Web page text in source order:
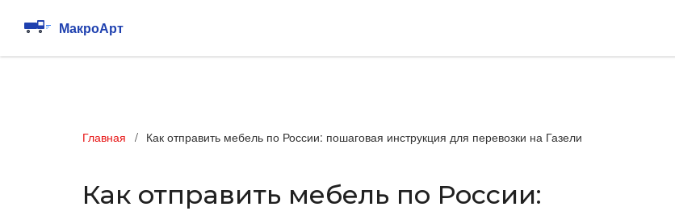
Главная Как отправить мебель по России: пошаговая инструкция для перевозки на Газели
Как отправить мебель по России: